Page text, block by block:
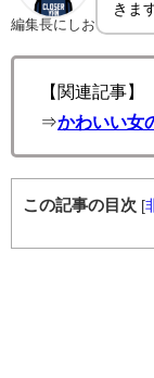
編集長にしお
きま
【関連記事】
⇒かわいい女
この記事の目次 [